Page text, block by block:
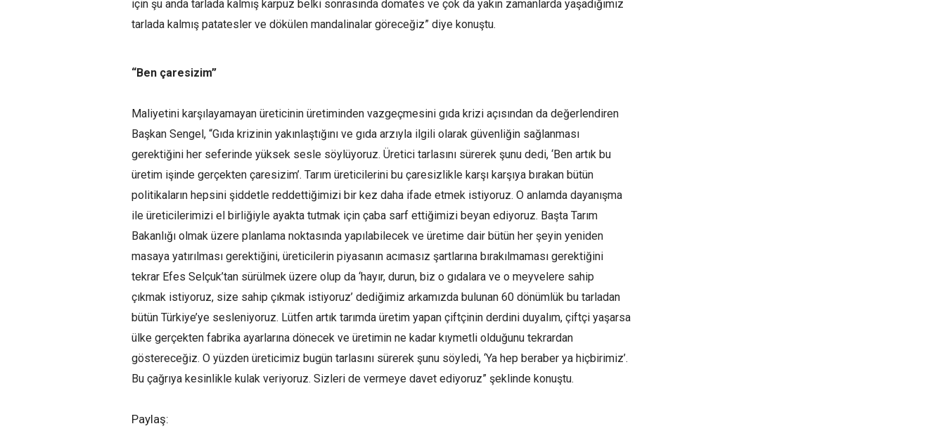
için şu anda tarlada kalmış karpuz belki sonrasında domates ve çok da yakın zamanlarda yaşadığımız
tarlada kalmış patatesler ve dökülen mandalinalar göreceğiz” diye konuştu.
“Ben çaresizim”
Maliyetini karşılayamayan üreticinin üretiminden vazgeçmesini gıda krizi açısından da değerlendiren
Başkan Sengel, “Gıda krizinin yakınlaştığını ve gıda arzıyla ilgili olarak güvenliğin sağlanması
gerektiğini her seferinde yüksek sesle söylüyoruz. Üretici tarlasını sürerek şunu dedi, ‘Ben artık bu
üretim işinde gerçekten çaresizim’. Tarım üreticilerini bu çaresizlikle karşı karşıya bırakan bütün
politikaların hepsini şiddetle reddettiğimizi bir kez daha ifade etmek istiyoruz. O anlamda dayanışma
ile üreticilerimizi el birliğiyle ayakta tutmak için çaba sarf ettiğimizi beyan ediyoruz. Başta Tarım
Bakanlığı olmak üzere planlama noktasında yapılabilecek ve üretime dair bütün her şeyin yeniden
masaya yatırılması gerektiğini, üreticilerin piyasanın acımasız şartlarına bırakılmaması gerektiğini
tekrar Efes Selçuk’tan sürülmek üzere olup da ‘hayır, durun, biz o gıdalara ve o meyvelere sahip
çıkmak istiyoruz, size sahip çıkmak istiyoruz’ dediğimiz arkamızda bulunan 60 dönümlük bu tarladan
bütün Türkiye’ye sesleniyoruz. Lütfen artık tarımda üretim yapan çiftçinin derdini duyalım, çiftçi yaşarsa
ülke gerçekten fabrika ayarlarına dönecek ve üretimin ne kadar kıymetli olduğunu tekrardan
göstereceğiz. O yüzden üreticimiz bugün tarlasını sürerek şunu söyledi, ‘Ya hep beraber ya hiçbirimiz’.
Bu çağrıya kesinlikle kulak veriyoruz. Sizleri de vermeye davet ediyoruz” şeklinde konuştu.
Paylaş: